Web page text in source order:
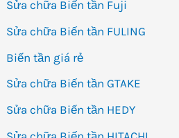
Sửa chữa Biến tần Fuji
Sửa chữa Biến tần FULING
Biến tần giá rẻ
Sửa chữa Biến tần GTAKE
Sửa chữa Biến tần HEDY